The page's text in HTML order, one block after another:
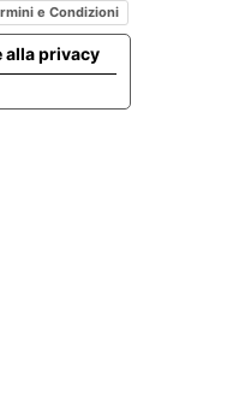
e Condizioni
alla privacy